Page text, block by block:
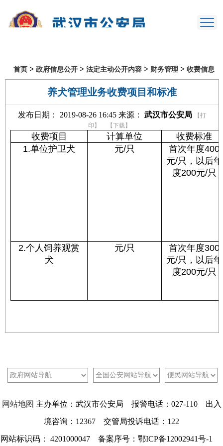
首页 > 政府信息公开 > 法定主动公开内容 > 财务管理 > 收费信息
养犬管理业务收费项目和标准
发布日期： 2019-08-26 16:45 来源： 武汉市公安局
【打
印】
【下载】
收费项目 计算单位
收费标准
1.单位护卫犬
元/只
首次年度400
元/只，以后年
度200元/只
2.个人饲养观赏
犬
元/只
首次年度300
元/只，以后年
度200元/只
网站地图 主办单位：武汉市公安局 报警电话：027-110 出入
境咨询：12367 交管局投诉电话：122
网站标识码： 4201000047 备案序号：鄂ICP备12002941号-1